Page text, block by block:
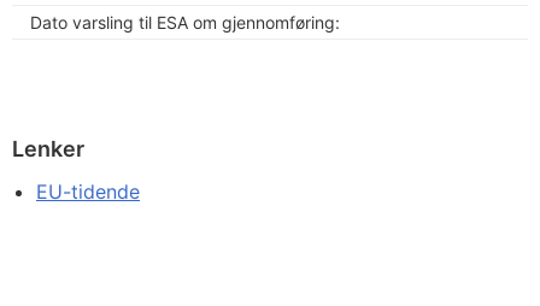
Dato varsling til ESA om gjennomføring:
Lenker
EU-tidende